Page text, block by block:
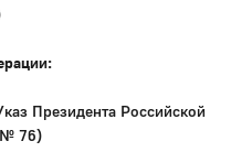
Президента Российской
№ 76)